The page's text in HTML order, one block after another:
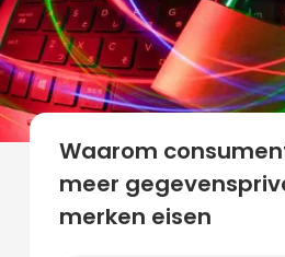
Branches
Marketing
Alle soorten artikelen
Waarom
meer
merken eisen